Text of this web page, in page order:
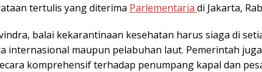
tertulis yang diterima Parlementaria di Jakarta,
balai kekarantinaan kesehatan harus siaga di
internasional maupun pelabuhan laut. Pemerintah
komprehensif terhadap penumpang kapal dan